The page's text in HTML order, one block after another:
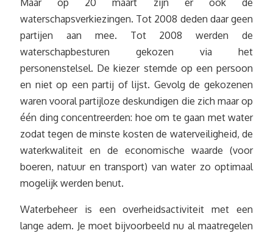
Maar op 20 maart zijn er ook de
waterschapsverkiezingen. Tot 2008 deden daar geen
partijen aan mee. Tot 2008 werden de
waterschapbesturen gekozen via het
personenstelsel. De kiezer stemde op een persoon
en niet op een partij of lijst. Gevolg de gekozenen
waren vooral partijloze deskundigen die zich maar op
één ding concentreerden: hoe om te gaan met water
zodat tegen de minste kosten de waterveiligheid, de
waterkwaliteit en de economische waarde (voor
boeren, natuur en transport) van water zo optimaal
mogelijk werden benut.
Waterbeheer is een overheidsactiviteit met een
lange adem. Je moet bijvoorbeeld nu al maatregelen